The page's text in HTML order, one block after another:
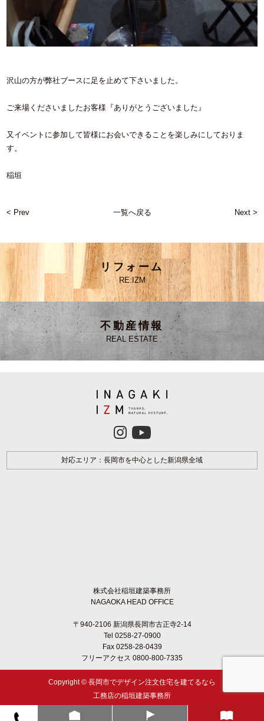
沢山の方が弊社ブースに足を止めて下さいました。
ご来場くださいましたお客様『ありがとうございました』
又イベントに参加して皆様にお会いできることを楽しみにしておりま
す。
稲垣
< Prev Next >
一覧へ戻る
リフォーム
RE:IZM
不動産情報
REAL ESTATE
対応エリア：長岡市を中心とした新潟県全域
株式会社稲垣建築事務所
NAGAOKA HEAD OFFICE
〒940-2106 新潟県長岡市古正寺2-14
Tel 0258-27-0900
Fax 0258-28-0439
フリーアクセス 0800-800-7335
Copyright © 長岡市でデザイン注文住宅を建てるなら
工務店の稲垣建築事務所